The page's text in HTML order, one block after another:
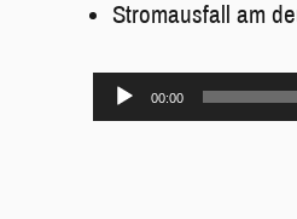
Stromausfall am
Audio-
Player
00:00